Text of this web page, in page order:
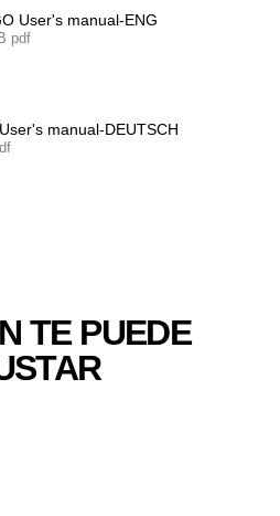
User's manual-ENG
pdf
manual-DEUTSCH
TE PUEDE